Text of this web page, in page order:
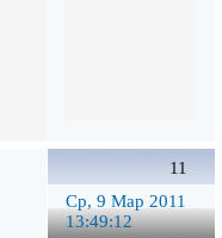
11
Ср, 9 Мар 2011
13:49:12